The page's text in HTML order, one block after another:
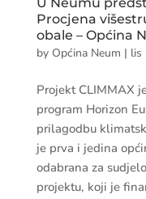
Procjena
obale – Općina
by Općina Neum | lis
Projekt CLIMMAX
program Horizon
prilagodbu
je prva i jedina
odabrana za
projektu, koji je